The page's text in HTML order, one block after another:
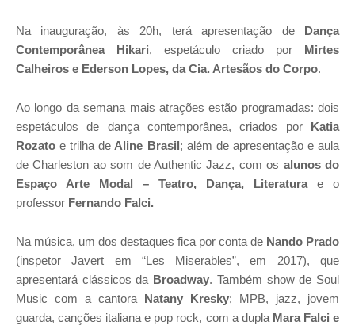
Na inauguração, às 20h, teráapresentação de Dança
Contemporânea
Hikari, espetáculo criado por Mirtes
Calheiros e Ederson Lopes, da Cia. Artesãos do Corpo.
Ao longo da semana mais atrações estão programadas: dois
espetáculos de dança contemporânea, criados porKatia
Rozatoe trilha de Aline Brasil; além de apresentação e aula
de Charleston ao som de Authentic Jazz, com os alunos do
Espaço Arte Modal – Teatro, Dança, Literatura e o
professor Fernando Falci.
Na música, um dos destaques fica por conta de Nando Prado
(inspetor Javert em “Les Miserables”, em 2017),
que
apresentará clássicos da Broadway. Também show de Soul
Music com a cantoraNatany Kresky; MPB, jazz, jovem
guarda, canções italiana e pop rock, com a dupla Mara Falci e